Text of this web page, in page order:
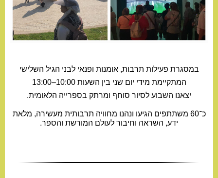
במסגרת פעילות תרבות, אומנות ופנאי לבני הגיל השלישי
המתקיימת מידי יום שני בין השעות 10:00–13:00
יצאנו השבוע לסיור סוחף ומרתק בספרייה הלאומית.
כ־60 משתתפים הגיעו ונהנו מחוויה תרבותית מעשירה, מלאת
ידע, השראה וחיבור לעולם המורשת והספר.